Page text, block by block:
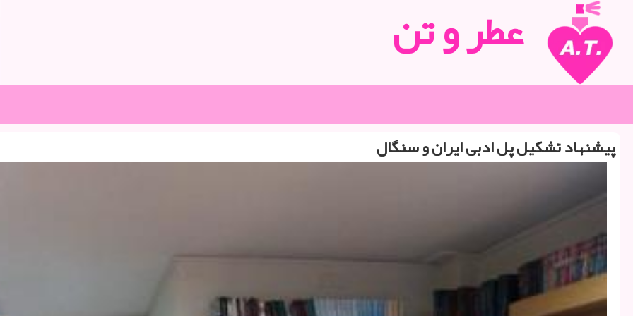
عطر و تن
پیشنهاد تشكیل پل ادبی ایران و سنگال